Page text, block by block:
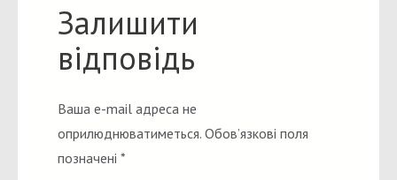
Залишити
відповідь
Ваша e-mail адреса не
оприлюднюватиметься. Обов’язкові поля
позначені *